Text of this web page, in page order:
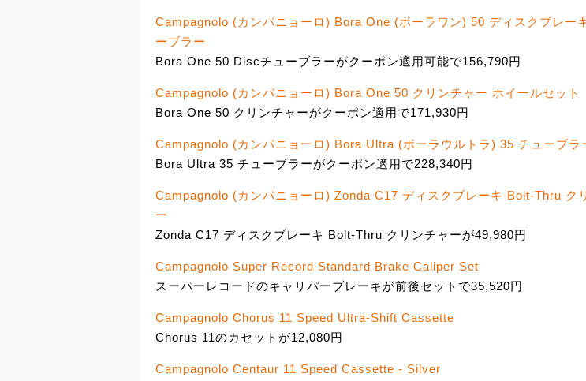
Campagnolo (カンパニョーロ) Bora One (ボーラワン) 50 ディスクブレー
ーブラー
Bora One 50 Discチューブラーがクーポン適用可能で156,790円
Campagnolo (カンパニョーロ) Bora One 50 クリンチャー ホイールセット
Bora One 50 クリンチャーがクーポン適用で171,930円
Campagnolo (カンパニョーロ) Bora Ultra (ボーラウルトラ) 35 チューブラ
Bora Ultra 35 チューブラーがクーポン適用で228,340円
Campagnolo (カンパニョーロ) Zonda C17 ディスクブレーキ Bolt-Thru ク
ー
Zonda C17 ディスクブレーキ Bolt-Thru クリンチャーが49,980円
Campagnolo Super Record Standard Brake Caliper Set
スーパーレコードのキャリパーブレーキが前後セットで35,520円
Campagnolo Chorus 11 Speed Ultra-Shift Cassette
Chorus 11のカセットが12,080円
Campagnolo Centaur 11 Speed Cassette - Silver